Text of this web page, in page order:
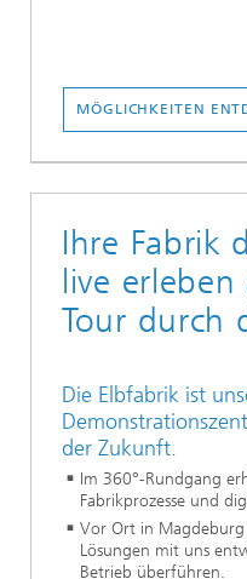
MÖGLICHKEITEN
Ihre Fabrik
live
Tour durch
Die Elbfabrik ist
der Zukunft.
Im 360°-Rundgang
Fabrikprozesse und
Vor Ort in Magdeburg
Lösungen mit uns
Betrieb überführen.